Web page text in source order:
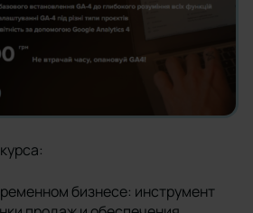
бизнесе: инструмент